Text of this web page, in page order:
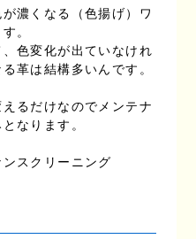
濃くなる（色揚げ）ワ
。
色変化が出ていなけれ
革は結構多いんです。
るだけなのでメンテナ
なります。
ンスクリーニング